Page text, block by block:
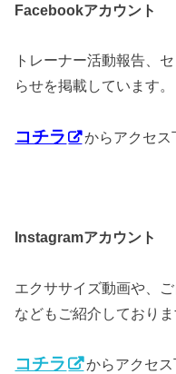
Facebookアカウント
トレーナー活動報告、
らせを掲載しています。
コチラ からアクセス
Instagramアカウント
エクササイズ動画や、
などもご紹介しておりま
コチラ からアクセス